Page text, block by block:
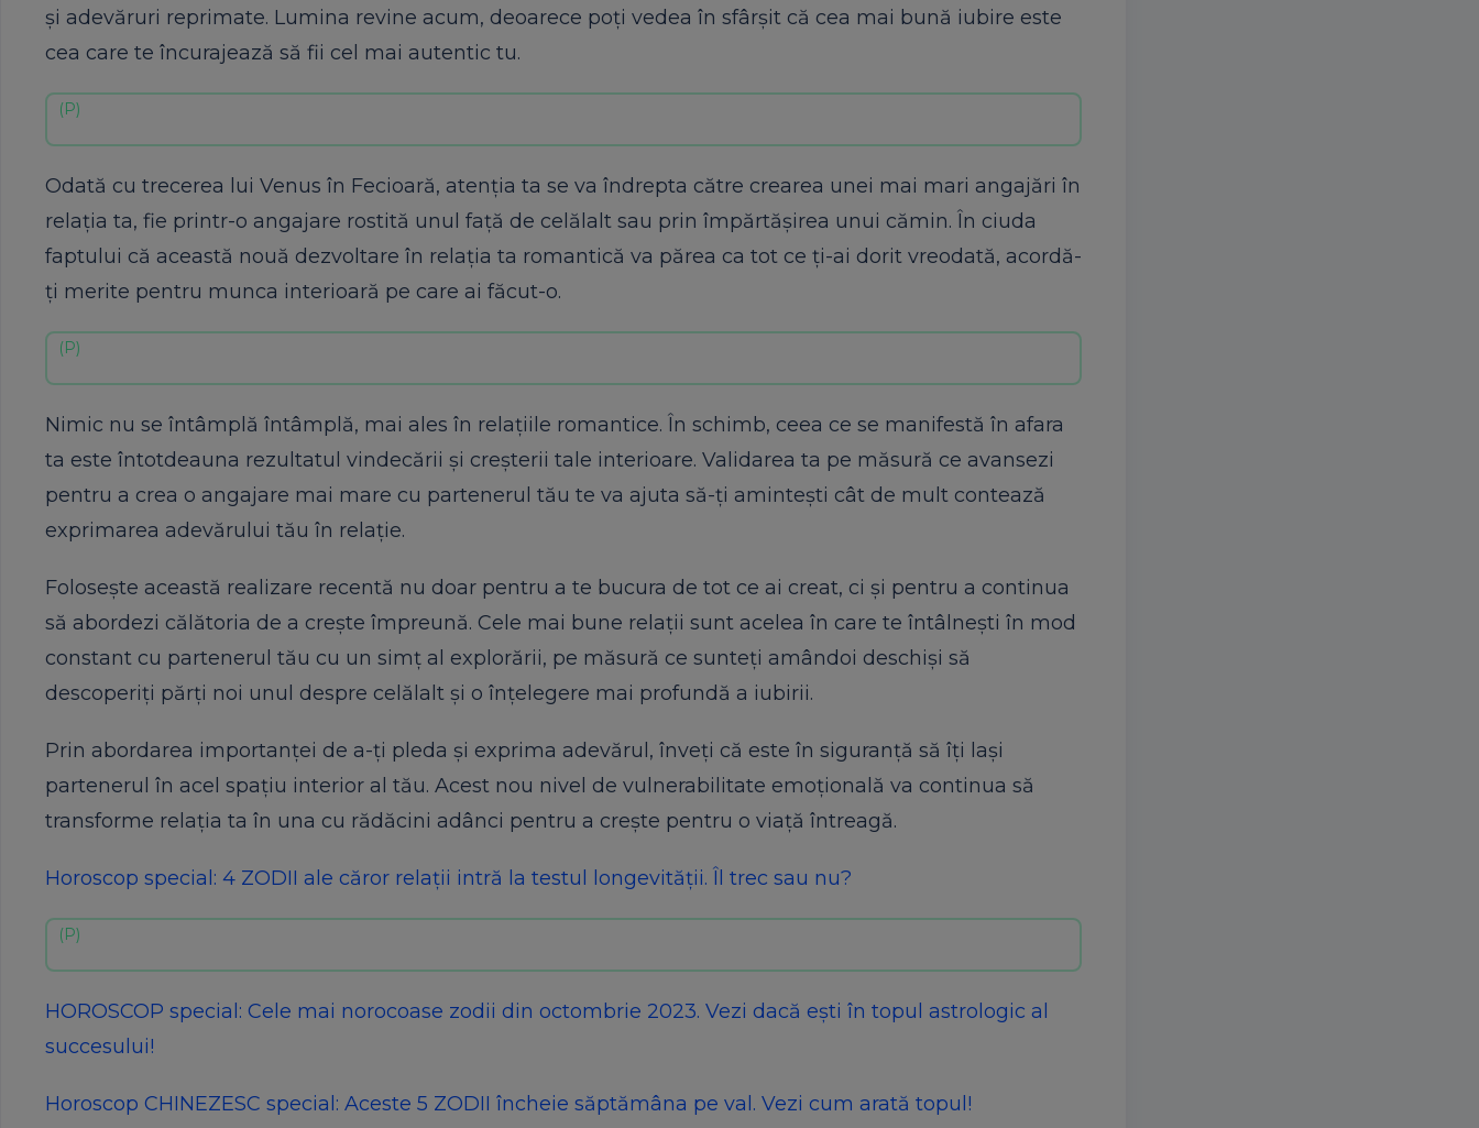
și adevăruri reprimate. Lumina revine acum, deoarece poți vedea în sfârșit că cea mai bună iubire este
cea care te încurajează să fii cel mai autentic tu.
Odată cu trecerea lui Venus în Fecioară, atenția ta se va îndrepta către crearea unei mai mari angajări în
relația ta, fie printr-o angajare rostită unul față de celălalt sau prin împărtășirea unui cămin. În ciuda
faptului că această nouă dezvoltare în relația ta romantică va părea ca tot ce ți-ai dorit vreodată, acordă-
ți merite pentru munca interioară pe care ai făcut-o.
Nimic nu se întâmplă întâmplă, mai ales în relațiile romantice. În schimb, ceea ce se manifestă în afara
ta este întotdeauna rezultatul vindecării și creșterii tale interioare. Validarea ta pe măsură ce avansezi
pentru a crea o angajare mai mare cu partenerul tău te va ajuta să-ți amintești cât de mult contează
exprimarea adevărului tău în relație.
Folosește această realizare recentă nu doar pentru a te bucura de tot ce ai creat, ci și pentru a continua
să abordezi călătoria de a crește împreună. Cele mai bune relații sunt acelea în care te întâlnești în mod
constant cu partenerul tău cu un simț al explorării, pe măsură ce sunteți amândoi deschiși să
descoperiți părți noi unul despre celălalt și o înțelegere mai profundă a iubirii.
Prin abordarea importanței de a-ți pleda și exprima adevărul, înveți că este în siguranță să îți lași
partenerul în acel spațiu interior al tău. Acest nou nivel de vulnerabilitate emoțională va continua să
transforme relația ta în una cu rădăcini adânci pentru a crește pentru o viață întreagă.
Horoscop special: 4 ZODII ale căror relații intră la testul longevității. Îl trec sau nu?
HOROSCOP special: Cele mai norocoase zodii din octombrie 2023. Vezi dacă ești în topul astrologic al
succesului!
Horoscop CHINEZESC special: Aceste 5 ZODII încheie săptămâna pe val. Vezi cum arată topul!